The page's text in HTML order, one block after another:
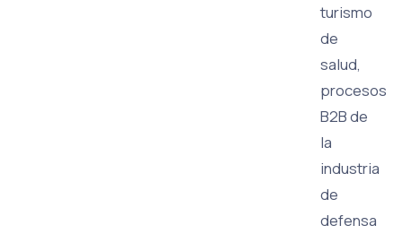
turismo
de
salud,
procesos
B2B de
la
industria
de
defensa